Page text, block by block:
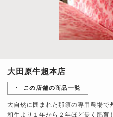
大田原牛超本店
この店舗の商品一覧
大自然に囲まれた那須の専用農場で
和牛より１年から２年ほど長く肥育